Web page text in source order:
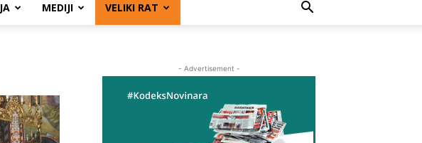
MEDIJI VELIKI RAT
- Advertisement -